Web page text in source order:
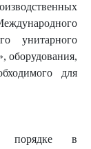
унитарного
оборудования,
для
порядке в